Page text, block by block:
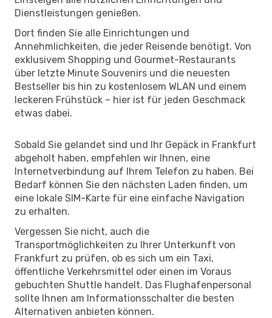
Dienstleistungen genießen.
Dort finden Sie alle Einrichtungen und
Annehmlichkeiten, die jeder Reisende benötigt. Von
exklusivem Shopping und Gourmet-Restaurants
über letzte Minute Souvenirs und die neuesten
Bestseller bis hin zu kostenlosem WLAN und einem
leckeren Frühstück – hier ist für jeden Geschmack
etwas dabei.
Sobald Sie gelandet sind und Ihr Gepäck in Frankfurt
abgeholt haben, empfehlen wir Ihnen, eine
Internetverbindung auf Ihrem Telefon zu haben. Bei
Bedarf können Sie den nächsten Laden finden, um
eine lokale SIM-Karte für eine einfache Navigation
zu erhalten.
Vergessen Sie nicht, auch die
Transportmöglichkeiten zu Ihrer Unterkunft von
Frankfurt zu prüfen, ob es sich um ein Taxi,
öffentliche Verkehrsmittel oder einen im Voraus
gebuchten Shuttle handelt. Das Flughafenpersonal
sollte Ihnen am Informationsschalter die besten
Alternativen anbieten können.